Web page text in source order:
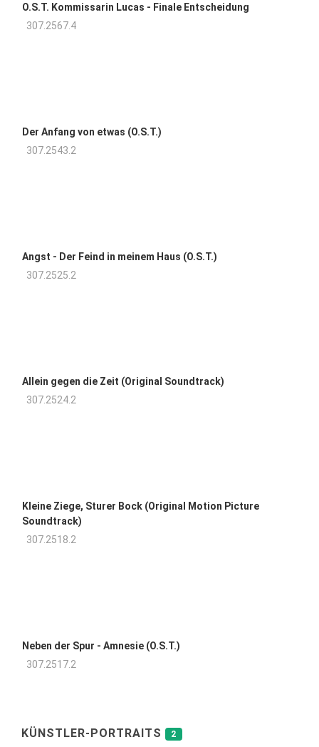
O.S.T. Kommissarin Lucas - Finale Entscheidung
307.2567.4
Der Anfang von etwas (O.S.T.)
307.2543.2
Angst - Der Feind in meinem Haus (O.S.T.)
307.2525.2
Allein gegen die Zeit (Original Soundtrack)
307.2524.2
Kleine Ziege, Sturer Bock (Original Motion Picture
Soundtrack)
307.2518.2
Neben der Spur - Amnesie (O.S.T.)
307.2517.2
KÜNSTLER-PORTRAITS 2